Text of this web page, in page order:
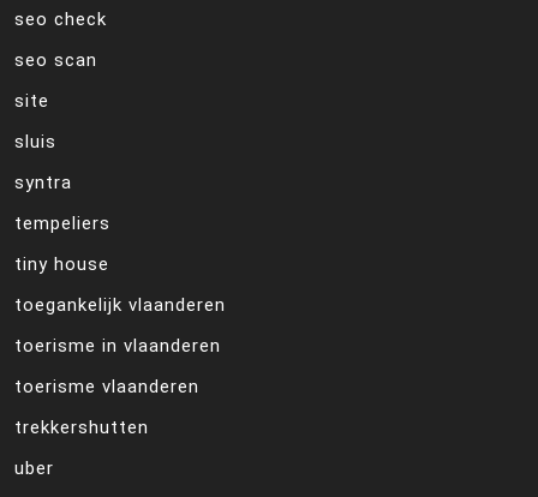
seo check
seo scan
site
sluis
syntra
tempeliers
tiny house
toegankelijk vlaanderen
toerisme in vlaanderen
toerisme vlaanderen
trekkershutten
uber